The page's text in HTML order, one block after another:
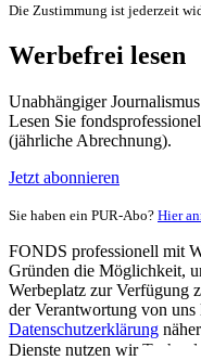
Die Zustimmung ist jederzeit
Werbefrei lesen
Unabhängiger
Lesen Sie
(jährliche Abrechnung).
Jetzt abonnieren
Sie haben ein PUR-Abo? Hier
FONDS professionell mit
Gründen die Möglichkeit,
Werbeplatz zur Verfügung
der Verantwortung von
Datenschutzerklärung
Dienste nutzen wir